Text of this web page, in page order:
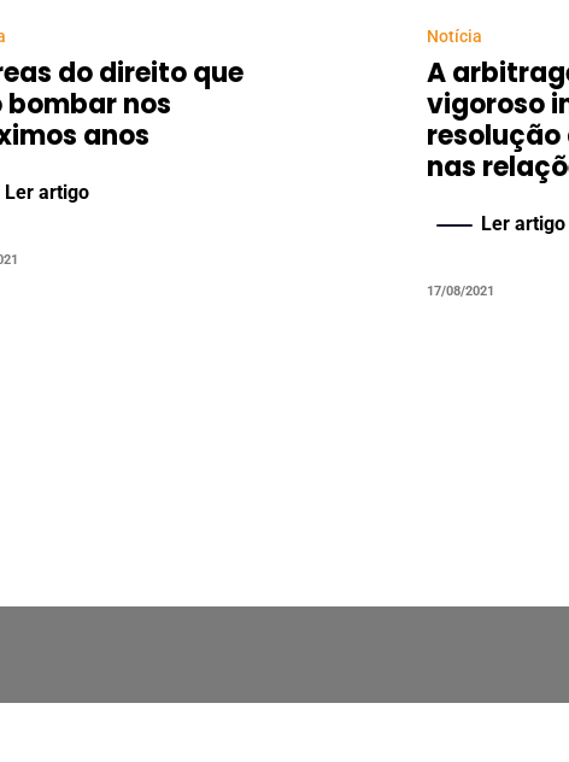
do direito que
bombar nos
anos
Ler artigo
Notícia
A
vigoroso
nas
Ler artigo
17/08/2021